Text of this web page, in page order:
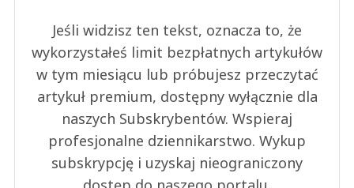
Jeśli widzisz ten tekst, oznacza to, że
wykorzystałeś limit bezpłatnych artykułów
w tym miesiącu lub próbujesz przeczytać
artykuł premium, dostępny wyłącznie dla
naszych Subskrybentów. Wspieraj
profesjonalne dziennikarstwo. Wykup
subskrypcję i uzyskaj nieograniczony